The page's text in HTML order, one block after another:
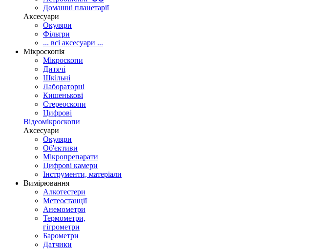
Домашні планетарії
Аксесуари
Окуляри
Фільтри
... всі аксесуари ...
Мікроскопія
Мікроскопи
Дитячі
Шкільні
Лабораторні
Кишенькові
Стереоскопи
Цифрові
Відеомікроскопи
Аксесуари
Окуляри
Об'єктиви
Мікропрепарати
Цифрові камери
Інструменти, матеріали
Вимірювання
Алкотестери
Метеостанції
Анемометри
Термометри,
гігрометри
Барометри
Датчики